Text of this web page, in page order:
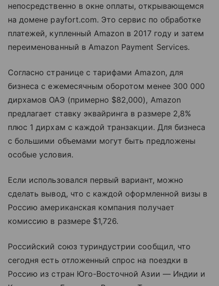
непосредственно в окне оплаты, открывающемся
на домене payfort.com. Это сервис по обработке
платежей, купленный Amazon в 2017 году и затем
переименованный в Amazon Payment Services.
Согласно странице с тарифами Amazon, для
бизнеса с ежемесячным оборотом менее 300 000
дирхамов ОАЭ (примерно $82,000), Amazon
предлагает ставку эквайринга в размере 2,8%
плюс 1 дирхам с каждой транзакции. Для бизнеса
с большими объемами могут быть предложены
особые условия.
Если использовался первый вариант, можно
сделать вывод, что с каждой оформленной визы в
Россию американская компания получает
комиссию в размере $1,726.
Российский союз туриндустрии сообщил, что
сегодня есть отложенный спрос на поездки в
Россию из стран Юго-Восточной Азии — Индии и